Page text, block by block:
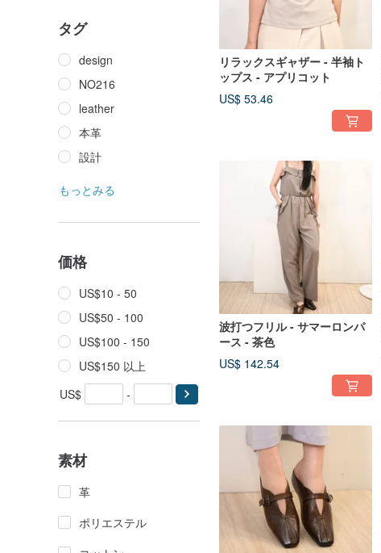
タグ
design
NO216
leather
本革
設計
もっとみる
価格
US$10 - 50
US$50 - 100
US$100 - 150
US$150 以上
US$
-
素材
革
ポリエステル
リラックスギャザー - 半袖ト
ップス - アプリコット
US$ 53.46
波打つフリル - サマーロンパ
ース - 茶色
US$ 142.54